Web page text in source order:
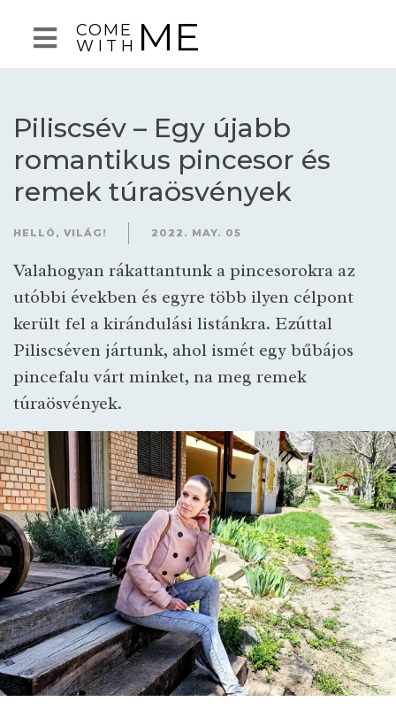
COME
WITH ME
Piliscsév – Egy újabb
romantikus pincesor és
remek túraösvények
HELLÓ, VILÁG! 2022. MAY. 05
Valahogyan rákattantunk a pincesorokra az
utóbbi években és egyre több ilyen célpont
került fel a kirándulási listánkra. Ezúttal
Piliscséven jártunk, ahol ismét egy bűbájos
pincefalu várt minket, na meg remek
túraösvények.